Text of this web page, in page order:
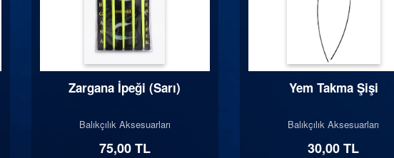
Zargana İpeği (Sarı)
Balıkçılık Aksesuarları
75,00 TL
Yem Takma Şişi
Balıkçılık Aksesuarları
30,00 TL